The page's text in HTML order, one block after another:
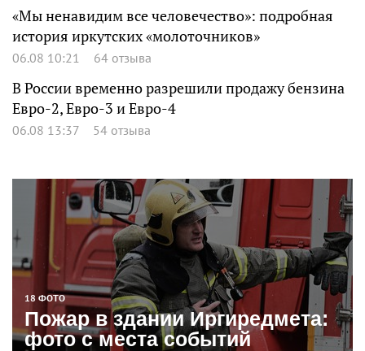
«Мы ненавидим все человечество»: подробная
история иркутских «молоточников»
06.08 10:21 64 отзыва
В России временно разрешили продажу бензина
Евро-2, Евро-3 и Евро-4
06.08 13:37 54 отзыва
18 ФОТО
Пожар в здании Иргиредмета:
фото с места событий